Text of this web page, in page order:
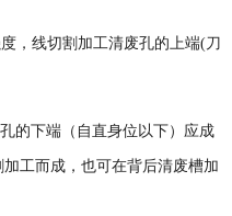
，线切割加工清废孔的上端(刀
的下端（自直身位以下）应成
工而成，也可在背后清废槽加